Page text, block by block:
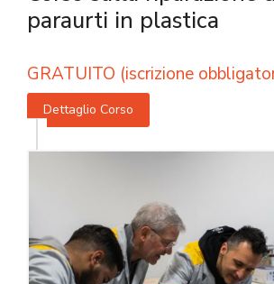
paraurti in plastica
GRATUITO (iscrizione
Dettaglio Corso